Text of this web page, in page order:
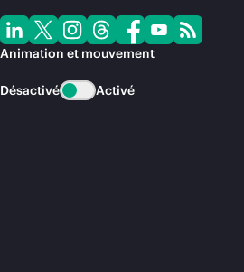
Animation et mouvement
Désactivé Activé